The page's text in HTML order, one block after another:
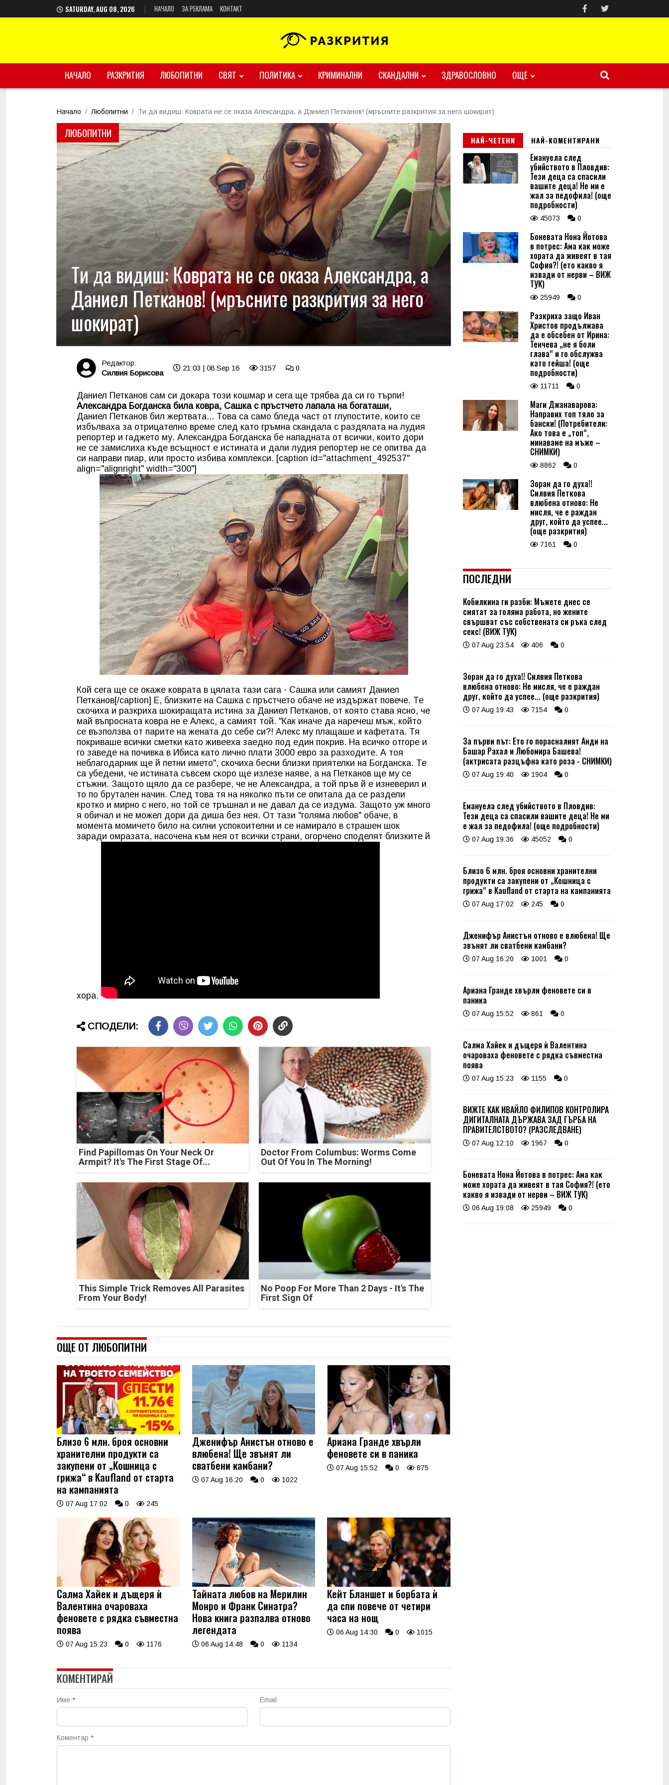
SATURDAY, AUG 08, 2026 НАЧАЛО ЗА РЕКЛАМА КОНТАКТ
НАЧАЛО РАЗКРИТИЯ ЛЮБОПИТНИ СВЯТ ПОЛИТИКА КРИМИНАЛНИ СКАНДАЛНИ ЗДРАВОСЛОВНО ОЩЕ
Начало Любопитни Ти да видиш: Коврата не се оказа Александра, а Даниел Петканов! (мръсните разкрития за него шокират)
ЛЮБОПИТНИ
Ти да видиш: Коврата не се оказа Александра, а
Даниел Петканов! (мръсните разкрития за него
шокират)
Редактор:
Силвия Борисова
21:03 | 08 Sep 16 3157 0
Даниел Петканов сам си докара този кошмар и сега ще трябва да си го търпи!
Александра Богданска била ковра, Сашка с пръстчето лапала на богаташи,
Даниел Петканов бил жертвата... Това са само бледа част от глупостите, които се
избълваха за отрицателно време след като гръмна скандала с раздялата на лудия
репортер и гаджето му. Александра Богданска бе нападната от всички, които дори
не се замислиха къде всъщност е истината и дали лудия репортер не се опитва да
си направи пиар, или просто избива комплекси. [caption id="attachment_492537"
align="alignright" width="300"]
Кой сега ще се окаже коврата в цялата тази сага - Сашка или самият Даниел
Петканов[/caption] Е, близките на Сашка с пръстчето обаче не издържат повече. Те
скочиха и разкриха шокиращата истина за Даниел Петканов, от която става ясно, че
май въпросната ковра не е Алекс, а самият той. "Как иначе да наречеш мъж, който
се възползва от парите на жената до себе си?! Алекс му плащаше и кафетата. Тя
покриваше всички сметки като живееха заедно под един покрив. На всичко отгоре и
го заведе на почивка в Ибиса като лично плати 3000 евро за разходите. А тоя
неблагодарник ще й петни името", скочиха бесни близки приятелки на Богданска. Те
са убедени, че истината съвсем скоро ще излезе наяве, а на Петканов ще му се
стъжни. Защото щяло да се разбере, че не Александра, а той пръв й е изневерил и
то по брутален начин. След това тя на няколко пъти се опитала да се раздели
кротко и мирно с него, но той се тръшнал и не давал да се издума. Защото уж много
я обичал и не можел дори да диша без нея. От тази "голяма любов" обаче, в
момента момичето било на силни успокоителни и се намирало в страшен шок
заради омразата, насочена към нея от всички страни, огорчено споделят близките й
хора.
СПОДЕЛИ:
Find Papillomas On Your Neck Or
Armpit? It's The First Stage Of...
Doctor From Columbus: Worms Come
Out Of You In The Morning!
This Simple Trick Removes All Parasites
From Your Body!
No Poop For More Than 2 Days - It's The
First Sign Of
ОЩЕ ОТ ЛЮБОПИТНИ
Близо 6 млн. броя основни
хранителни продукти са
закупени от „Кошница с
грижа“ в Kaufland от старта
на кампанията
07 Aug 17:02 0 245
Дженифър Анистън отново е
влюбена! Ще звънят ли
сватбени камбани?
07 Aug 16:20 0 1022
Ариана Гранде хвърли
феновете си в паника
07 Aug 15:52 0 875
Салма Хайек и дъщеря ѝ
Валентина очароваха
феновете с рядка съвместна
поява
07 Aug 15:23 0 1176
Тайната любов на Мерилин
Монро и Франк Синатра?
Нова книга разпалва отново
легендата
06 Aug 14:48 0 1134
Кейт Бланшет и борбата ѝ
да спи повече от четири
часа на нощ
06 Aug 14:30 0 1015
КОМЕНТИРАЙ
Име * Email
Коментар *
НАЙ-ЧЕТЕНИ НАЙ-КОМЕНТИРАНИ
Емануела след
убийството в Пловдив:
Тези деца са спасили
вашите деца! Не ми е
жал за педофила! (още
подробности)
45073 0
Боневата Нона Йотова
в потрес: Ама как може
хората да живеят в тая
София?! (ето какво я
извади от нерви – ВИЖ
ТУК)
25949 0
Разкриха защо Иван
Христов продължава
да е обсебен от Ирина:
Тенчева „не я боли
глава“ и го обслужва
като гейша! (още
подробности)
11711 0
Маги Джанаварова:
Направих топ тяло за
бански! (Потребители:
Ако това е „топ“,
минаваме на мъже –
СНИМКИ)
8862 0
Зоран да го духа!!
Силвия Петкова
влюбена отново: Не
мисля, че е раждан
друг, който да успее...
(още разкрития)
7161 0
ПОСЛЕДНИ
Кобилкина ги разби: Мъжете днес се
смятат за голяма работа, но жените
свършват със собствената си ръка след
секс! (ВИЖ ТУК)
07 Aug 23:54 406 0
Зоран да го духа!! Силвия Петкова
влюбена отново: Не мисля, че е раждан
друг, който да успее... (още разкрития)
07 Aug 19:43 7154 0
За първи път: Ето го порасналият Анди на
Башар Рахал и Любомира Башева!
(актрисата разцъфна като роза - СНИМКИ)
07 Aug 19:40 1904 0
Емануела след убийството в Пловдив:
Тези деца са спасили вашите деца! Не ми
е жал за педофила! (още подробности)
07 Aug 19:36 45052 0
Близо 6 млн. броя основни хранителни
продукти са закупени от „Кошница с
грижа“ в Kaufland от старта на кампанията
07 Aug 17:02 245 0
Дженифър Анистън отново е влюбена! Ще
звънят ли сватбени камбани?
07 Aug 16:20 1001 0
Ариана Гранде хвърли феновете си в
паника
07 Aug 15:52 861 0
Салма Хайек и дъщеря ѝ Валентина
очароваха феновете с рядка съвместна
поява
07 Aug 15:23 1155 0
ВИЖТЕ КАК ИВАЙЛО ФИЛИПОВ КОНТРОЛИРА
ДИГИТАЛНАТА ДЪРЖАВА ЗАД ГЪРБА НА
ПРАВИТЕЛСТВОТО? (РАЗСЛЕДВАНЕ)
07 Aug 12:10 1967 0
Боневата Нона Йотова в потрес: Ама как
може хората да живеят в тая София?! (ето
какво я извади от нерви – ВИЖ ТУК)
06 Aug 19:08 25949 0